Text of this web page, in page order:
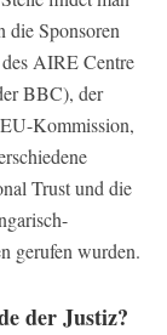
die Sponsoren
AIRE Centre
BBC), der
Kommission,
Trust und die
gerufen wurden.
der Justiz?